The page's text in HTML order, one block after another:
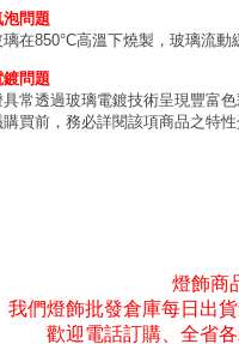
問題
在850°C高溫下燒製，玻璃流
問題
具常透過玻璃電鍍技術呈現豐富
購買前，務必詳閱該項商品之特性
燈飾商
我們燈飾批發倉庫每日出
歡迎電話訂購、全省